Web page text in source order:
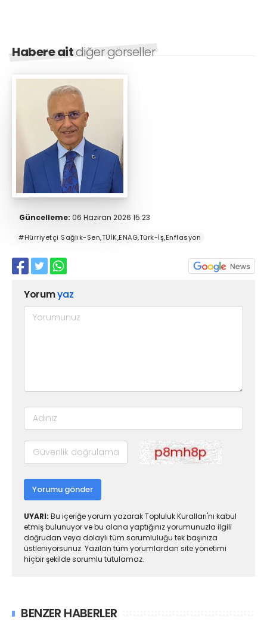
Habere aitdiğer görseller
Güncelleme: 06 Haziran 2026 15:23
#Hürriyetçi Sağlık-Sen,TÜİK,ENAG,Türk-İş,Enflasyon
Yorumyaz
Yorumu gönder
UYARI: Bu içeriğe yorum yazarak Topluluk Kuralları'nı kabul
etmiş bulunuyor ve bu alana yaptığınız yorumunuzla ilgili
doğrudan veya dolaylı tüm sorumluluğu tek başınıza
üstleniyorsunuz. Yazılan tüm yorumlardan site yönetimi
hiçbir şekilde sorumlu tutulamaz.
BENZER HABERLER